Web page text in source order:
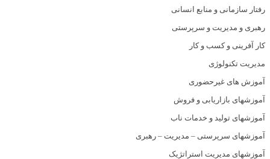
رفتار سازمانی و منابع انسانی
رهبری و مدیریت و سرپرستی
کار آفرینی و کسب و کار
مدیریت تکنولوژی
آموزش های غیرحضوری
آموزشهای بازاریابی و فروش
آموزشهای تولید و خدمات ناب
آموزشهای سرپرستی – مدیریت – رهبری
آموزشهای مدیریت استراتژیک